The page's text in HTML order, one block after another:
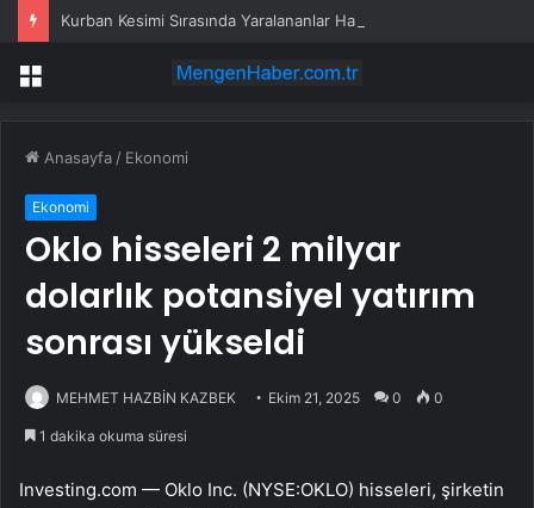
Kurban Kesimi Sırasında Yaralananlar Hastanelik Oldu
Menü
Anasayfa / Ekonomi
Ekonomi
Oklo hisseleri 2 milyar
dolarlık potansiyel yatırım
sonrası yükseldi
MEHMET HAZBİN KAZBEK Ekim 21, 2025 0 0
1 dakika okuma süresi
Investing.com — Oklo Inc. (NYSE:OKLO) hisseleri, şirketin